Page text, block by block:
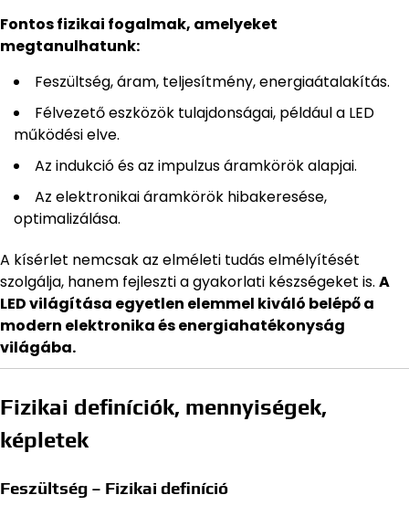
Fontos fizikai fogalmak, amelyeket
megtanulhatunk:
Feszültség, áram, teljesítmény, energiaátalakítás.
Félvezető eszközök tulajdonságai, például a LED
működési elve.
Az indukció és az impulzus áramkörök alapjai.
Az elektronikai áramkörök hibakeresése,
optimalizálása.
A kísérlet nemcsak az elméleti tudás elmélyítését
szolgálja, hanem fejleszti a gyakorlati készségeket is. A
LED világítása egyetlen elemmel kiváló belépő a
modern elektronika és energiahatékonyság
világába.
Fizikai definíciók, mennyiségek,
képletek
Feszültség – Fizikai definíció